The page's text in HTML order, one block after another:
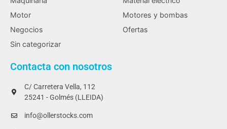
Motor
Motores y bombas
Negocios
Ofertas
Sin categorizar
Contacta con nosotros
C/ Carretera Vella, 112
25241 - Golmés (LLEIDA)
info@ollerstocks.com